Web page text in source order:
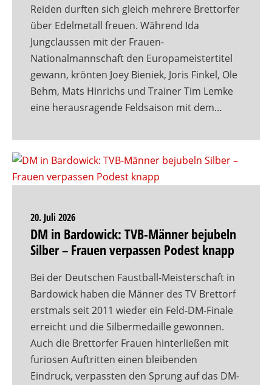
Reiden durften sich gleich mehrere Brettorfer
über Edelmetall freuen. Während Ida
Jungclaussen mit der Frauen-
Nationalmannschaft den Europameistertitel
gewann, krönten Joey Bieniek, Joris Finkel, Ole
Behm, Mats Hinrichs und Trainer Tim Lemke
eine herausragende Feldsaison mit dem…
20. Juli 2026
DM in Bardowick: TVB-Männer bejubeln
Silber – Frauen verpassen Podest knapp
Bei der Deutschen Faustball-Meisterschaft in
Bardowick haben die Männer des TV Brettorf
erstmals seit 2011 wieder ein Feld-DM-Finale
erreicht und die Silbermedaille gewonnen.
Auch die Brettorfer Frauen hinterließen mit
furiosen Auftritten einen bleibenden
Eindruck, verpassten den Sprung auf das DM-